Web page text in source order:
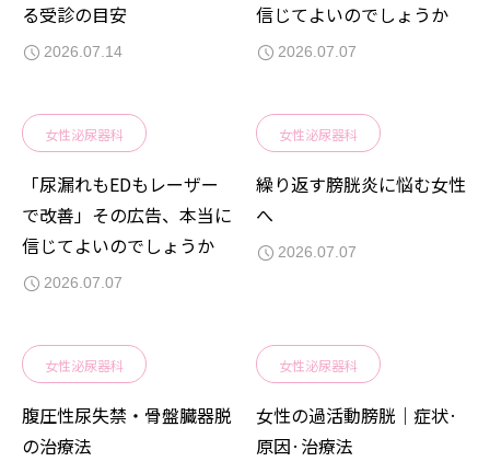
る受診の目安
2026.07.14
信じてよいのでしょうか
2026.07.07
女性泌尿器科
「尿漏れもEDもレーザー
で改善」その広告、本当に
信じてよいのでしょうか
2026.07.07
女性泌尿器科
繰り返す膀胱炎に悩む女性
へ
2026.07.07
女性泌尿器科
腹圧性尿失禁・骨盤臓器脱
の治療法
女性泌尿器科
女性の過活動膀胱｜症状·
原因·治療法